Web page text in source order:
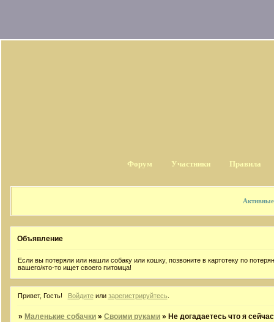
Форум Участники Правила
Объявление
Если вы потеряли или нашли собаку или кошку, позвоните в картотеку по
вашего/кто-то ищет своего питомца!
Привет, Гость! Войдитеили зарегистрируйтесь
» Маленькие собачки »Своими руками » Не догадаетесь что я